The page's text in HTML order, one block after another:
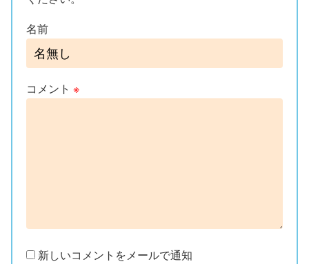
名前
コメント ※
新しいコメントをメールで通知